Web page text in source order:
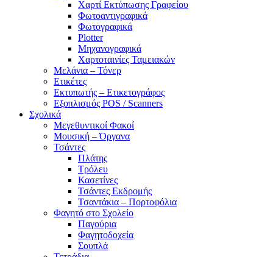
Χαρτί Εκτύπωσης Γραφείου
Φωτοαντιγραφικά
Φωτογραφικά
Plotter
Μηχανογραφικά
Χαρτοταινίες Ταμειακών
Μελάνια – Τόνερ
Ετικέτες
Εκτυπωτής – Ετικετογράφος
Εξοπλισμός POS / Scanners
Σχολικά
Μεγεθυντικοί Φακοί
Μουσική – Όργανα
Τσάντες
Πλάτης
Τρόλευ
Κασετίνες
Τσάντες Εκδρομής
Τσαντάκια – Πορτοφόλια
Φαγητό στο Σχολείο
Παγούρια
Φαγητοδοχεία
Σουπλά